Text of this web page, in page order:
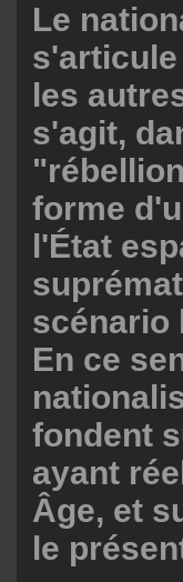
Le
les
s'agit,
forme
l'État
scénario
En ce
fondent
ayant
Âge, et
le